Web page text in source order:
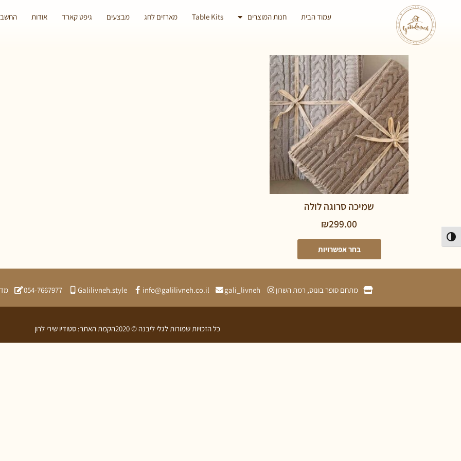
הפעל/כבה ניגודיות גבוהה
עמוד הבית חנות המוצרים Table Kits מארזים לחג מבצעים גיפט קארד אודות
שמיכה סרוגה לולה
₪299.00
בחר אפשרויות
מתחם סופר בונוס, רמת השרון gali_livneh
info@galilivneh.co.il
Galilivneh.style
054-7667977
כל הזכויות שמורות לגלי ליבנה © 2020 הקמת האתר: סטודיו שירי לרון